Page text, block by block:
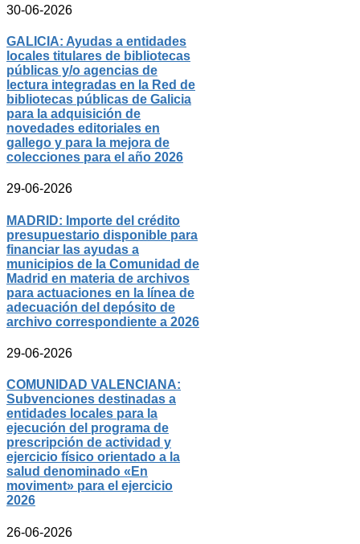
30-06-2026
GALICIA: Ayudas a entidades
locales titulares de bibliotecas
públicas y/o agencias de
lectura integradas en la Red de
bibliotecas públicas de Galicia
para la adquisición de
novedades editoriales en
gallego y para la mejora de
colecciones para el año 2026
29-06-2026
MADRID: Importe del crédito
presupuestario disponible para
financiar las ayudas a
municipios de la Comunidad de
Madrid en materia de archivos
para actuaciones en la línea de
adecuación del depósito de
archivo correspondiente a 2026
29-06-2026
COMUNIDAD VALENCIANA:
Subvenciones destinadas a
entidades locales para la
ejecución del programa de
prescripción de actividad y
ejercicio físico orientado a la
salud denominado «En
moviment» para el ejercicio
2026
26-06-2026